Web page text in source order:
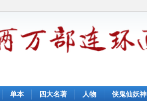
单本 四大名著 人物 侠鬼仙妖神